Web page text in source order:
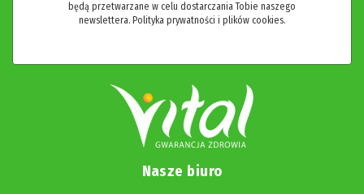
będą przetwarzane w celu dostarczania Tobie naszego
newslettera. Polityka prywatności i plików cookies.
Nasze biuro